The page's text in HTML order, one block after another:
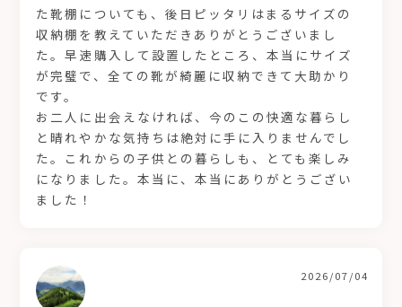
た靴棚についても、後日ピッタリはまるサイズの
収納棚を教えていただきありがとうございまし
た。早速購入して設置したところ、本当にサイズ
が完璧で、全ての靴が綺麗に収納できて大助かり
です。
お二人に出会えなければ、今のこの快適な暮らし
と晴れやかな気持ちは絶対に手に入りませんでし
た。これからの子供との暮らしも、とても楽しみ
になりました。本当に、本当にありがとうござい
ました！
2026/07/04